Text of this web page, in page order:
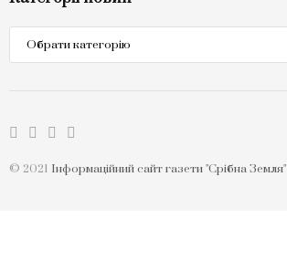
новин
© 2021 Інформаційний сайт газети "Срібна Земля"